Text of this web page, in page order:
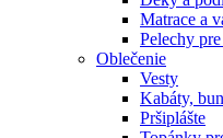
Matrace a
Pelechy
Oblečenie
Vesty
Kabáty,
Pršiplášte